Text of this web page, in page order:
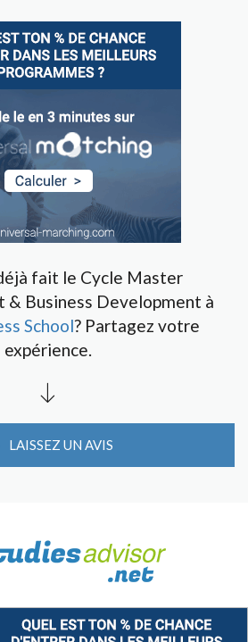
fait le Cycle Master
& Business Development à
School? Partagez votre
expérience.
LAISSEZ UN AVIS